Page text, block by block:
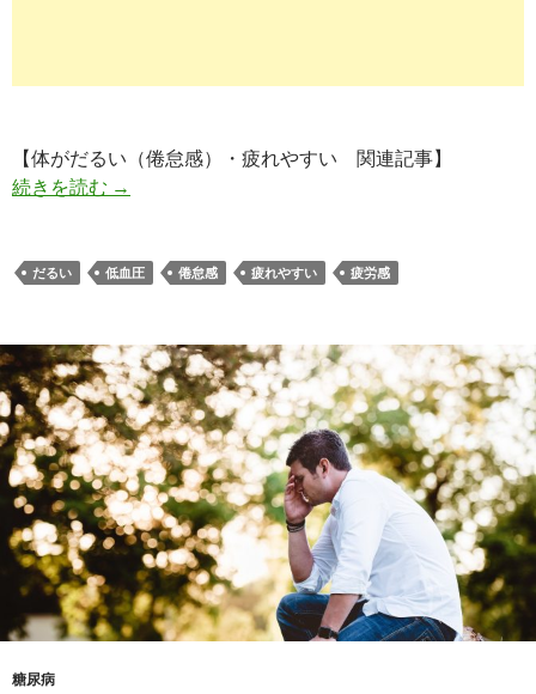
【体がだるい（倦怠感）・疲れやすい 関連記事】
続きを読む 疲れやすい・体がだるい｜なぜ血圧が低いと疲
→
だるい 低血圧 倦怠感 疲れやすい 疲労感
糖尿病